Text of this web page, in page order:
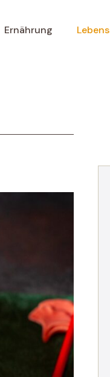
Ernährung